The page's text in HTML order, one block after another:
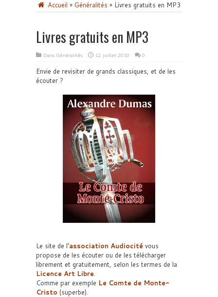
Accueil » Généralités » Livres gratuits en MP3
Livres gratuits en MP3
Dans Généralités 12 juillet 2010 0
Envie de revisiter de grands classiques, et de les
écouter ?
Le site de l’association Audiocité vous
propose de les écouter ou de les télécharger
librement et gratuitement, selon les termes de la
Licence Art Libre.
Comme par exemple Le Comte de Monte-
Cristo (superbe).